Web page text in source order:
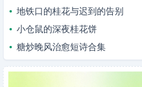
地铁口的桂花与迟到的告别
小仓鼠的深夜桂花饼
糖炒晚风治愈短诗合集